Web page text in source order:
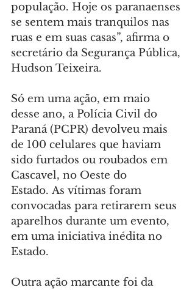
população. Hoje os paranaenses
se sentem mais tranquilos nas
ruas e em suas casas”, afirma o
secretário da Segurança Pública,
Hudson Teixeira.
Só em uma ação, em maio
desse ano, a Polícia Civil do
Paraná (PCPR) devolveu mais
de 100 celulares que haviam
sido furtados ou roubados em
Cascavel, no Oeste do
Estado. As vítimas foram
convocadas para retirarem seus
aparelhos durante um evento,
em uma iniciativa inédita no
Estado.
Outra ação marcante foi da